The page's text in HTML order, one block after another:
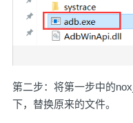
第二步：将第一步中的
下，替换原来的文件。